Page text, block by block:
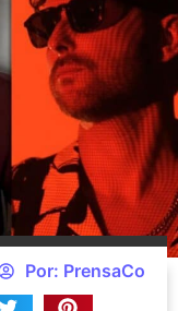
Por: PrensaCo